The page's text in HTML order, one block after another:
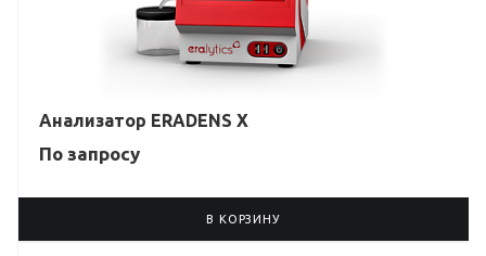
Анализатор ERADENS X
По запросу
В КОРЗИНУ